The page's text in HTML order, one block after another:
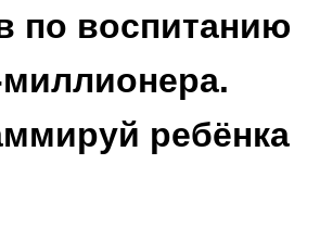
по воспитанию
ребёнка